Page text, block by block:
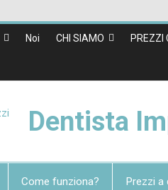
Noi CHI SIAMO PREZZI
Dentista
Come funziona? Prezzi